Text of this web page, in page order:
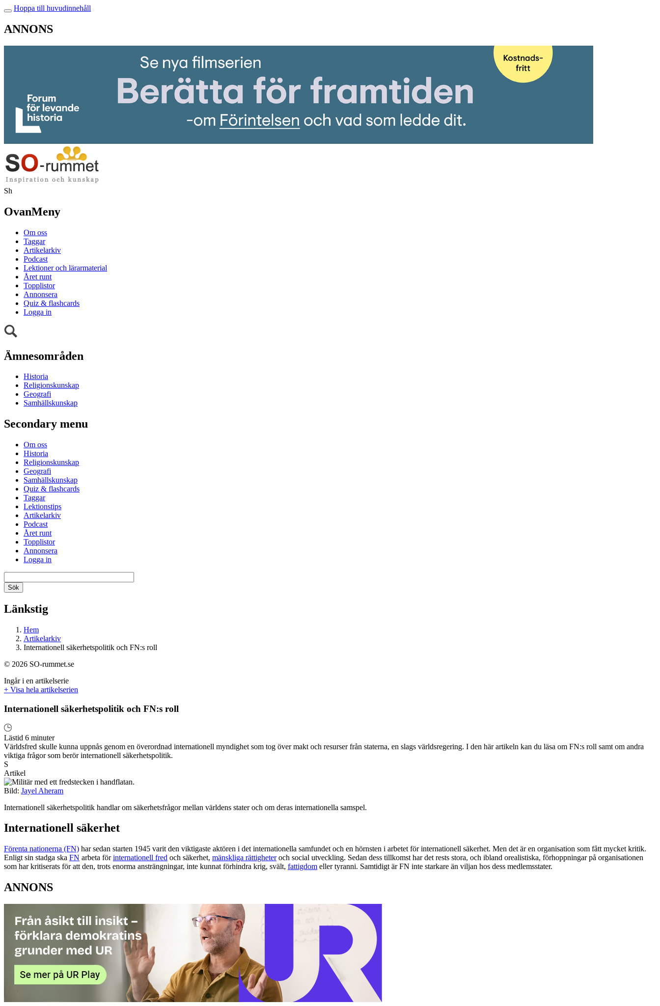
Hoppa till huvudinnehåll
ANNONS
Sh
OvanMeny
Om oss
Taggar
Artikelarkiv
Podcast
Lektioner och lärarmaterial
Året runt
Topplistor
Annonsera
Quiz & flashcards
Logga in
Ämnesområden
Historia
Religionskunskap
Geografi
Samhällskunskap
Secondary menu
Om oss
Historia
Religionskunskap
Geografi
Samhällskunskap
Quiz & flashcards
Taggar
Lektionstips
Artikelarkiv
Podcast
Året runt
Topplistor
Annonsera
Logga in
Länkstig
Hem
Artikelarkiv
Internationell säkerhetspolitik och FN:s roll
© 2026 SO-rummet.se
Ingår i en artikelserie
+ Visa hela artikelserien
Internationell säkerhetspolitik och FN:s roll
Lästid 6 minuter
Världsfred skulle kunna uppnås genom en överordnad internationell myndighet som tog över makt och resurser från staterna, en slags världsregering. I den här artikeln kan du läsa om FN:s roll samt om andra
viktiga frågor som berör internationell säkerhetspolitik.
S
Artikel
Bild: Jayel Aheram
Internationell säkerhetspolitik handlar om säkerhetsfrågor mellan världens stater och om deras internationella samspel.
Internationell säkerhet
Förenta nationerna (FN) har sedan starten 1945 varit den viktigaste aktören i det internationella samfundet och en hörnsten i arbetet för internationell säkerhet. Men det är en organisation som fått mycket kritik.
Enligt sin stadga ska FN arbeta förinternationell fred och säkerhet, mänskliga rättigheteroch social utveckling. Sedan dess tillkomst har det rests stora, och ibland orealistiska, förhoppningar på organisationen
som har kritiserats för att den, trots enorma ansträngningar, inte kunnat förhindra krig, svält, fattigdom eller tyranni. Samtidigt är FN inte starkare än viljan hos dess medlemsstater.
ANNONS